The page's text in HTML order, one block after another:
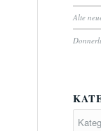
Alte